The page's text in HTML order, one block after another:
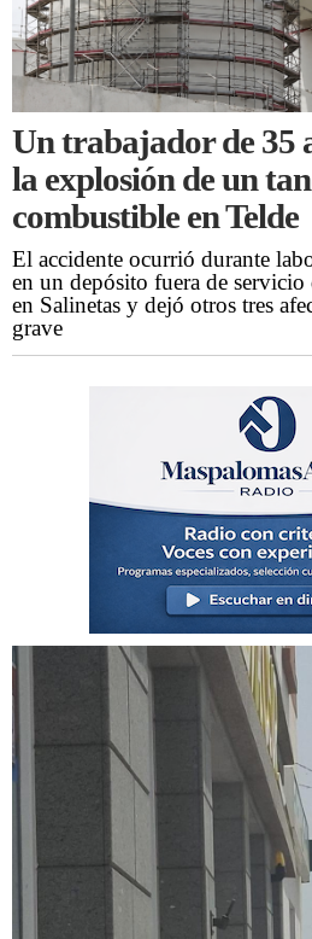
Un trabajador de 35
la explosión de un
combustible en Telde
El accidente ocurrió durante
en un depósito fuera de
en Salinetas y dejó otros tres
grave